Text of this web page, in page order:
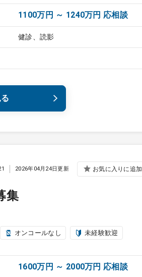
1100万円 ～ 1240万円 応相談
健診、読影
集
2026年04月24日更新 お気に入りに追加
オンコールなし 未経験歓迎
1600万円 ～ 2000万円 応相談